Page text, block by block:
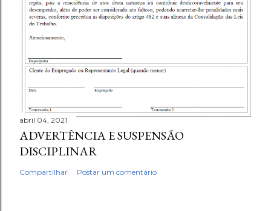
abril 04, 2021
ADVERTÊNCIA E SUSPENSÃO
DISCIPLINAR
Compartilhar Postar um comentário